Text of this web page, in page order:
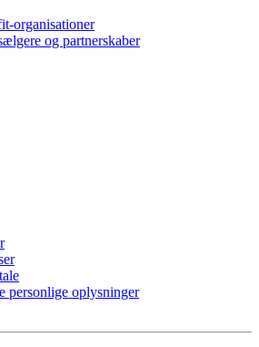
organisationer
og partnerskaber
personlige oplysninger